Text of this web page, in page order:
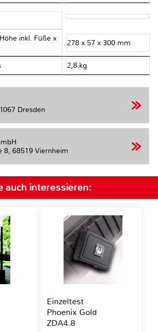
inkl. Füße x
278 x 57 x 300 mm
2,8 kg
Dresden
8, 68519 Viernheim
auch interessieren:
Einzeltest
Phoenix Gold
ZDA4.8